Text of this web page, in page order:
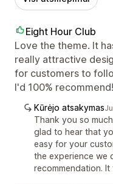
Eight Hour Club
Love the theme. It
really attractive
for customers to
I'd 100% recommend!
Kūrėjo atsakymas
Thank you so
glad to hear that
easy for your
the experience we
recommendation. It